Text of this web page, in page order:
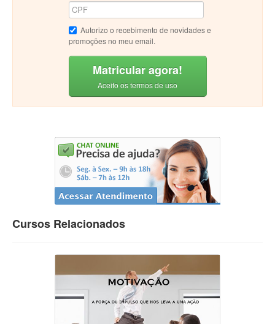
Autorizo o recebimento de novidades e
promoções no meu email.
Matricular agora!
Aceito os termos de uso
Cursos Relacionados